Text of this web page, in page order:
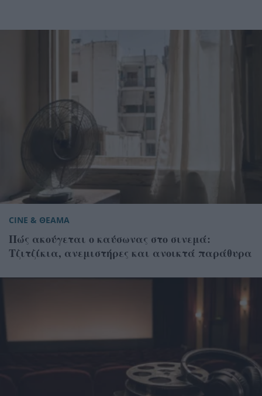
CINE & ΘΕΑΜΑ
Πώς ακούγεται ο καύσωνας στο σινεμά:
Τζιτζίκια, ανεμιστήρες και ανοικτά παράθυρα